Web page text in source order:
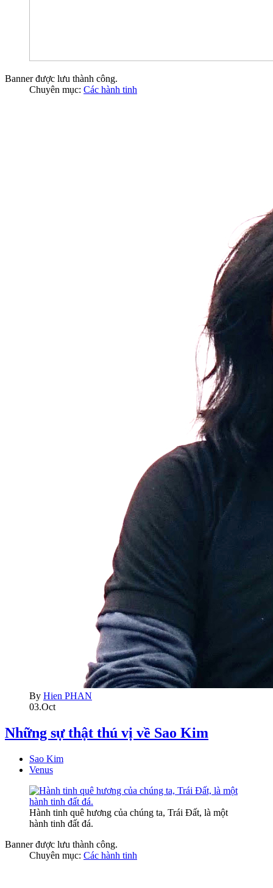
Banner được lưu thành công.
Chuyên mục: Các hành tinh
By Hien PHAN
03.Oct
Những sự thật thú vị về Sao Kim
Sao Kim
Venus
Hành tinh quê hương của chúng ta, Trái Đất, là một
hành tinh đất đá.
Banner được lưu thành công.
Chuyên mục: Các hành tinh